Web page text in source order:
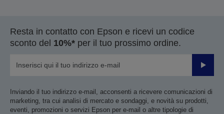
Resta in contatto con Epson e ricevi un codice
sconto del 10%* per il tuo prossimo ordine.
Invia
Inviando il tuo indirizzo e-mail, acconsenti a ricevere comunicazioni di
marketing, tra cui analisi di mercato e sondaggi, e novità su prodotti,
eventi, promozioni o servizi Epson per e-mail o altre tipologie di